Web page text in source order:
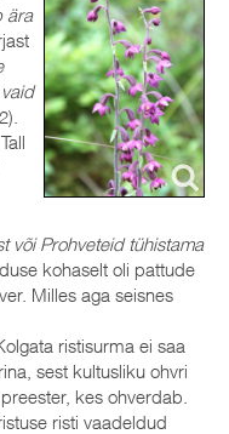
ära
või Prohveteid tühistama
kohaselt oli pattude
Milles aga seisnes
ristisurma ei saa
sest kultusliku ohvri
kes ohverdab.
risti vaadeldud